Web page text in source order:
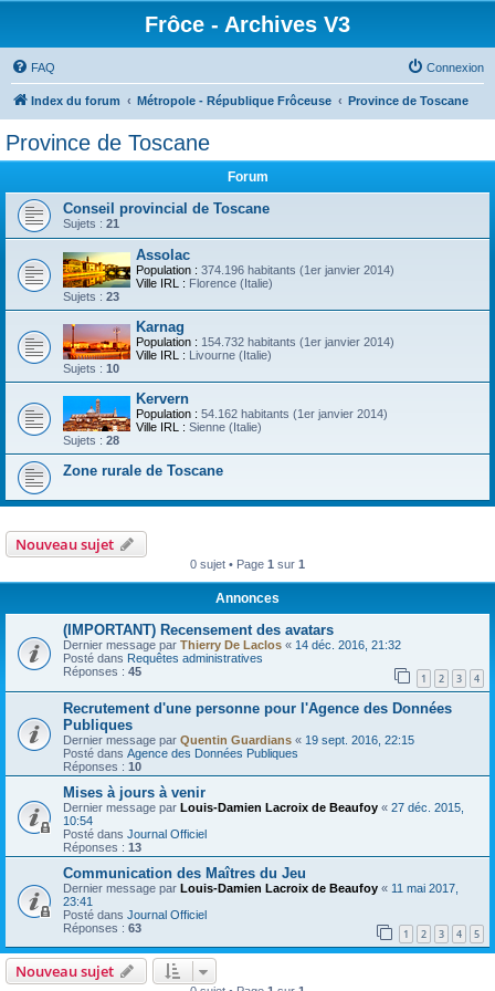
Frôce - Archives V3
FAQ Connexion
Index du forum Métropole - République Frôceuse Province de Toscane
Province de Toscane
Forum
Conseil provincial de Toscane
Sujets : 21
Assolac
Population : 374.196 habitants (1er janvier 2014)
Ville IRL : Florence (Italie)
Sujets : 23
Karnag
Population : 154.732 habitants (1er janvier 2014)
Ville IRL : Livourne (Italie)
Sujets : 10
Kervern
Population : 54.162 habitants (1er janvier 2014)
Ville IRL : Sienne (Italie)
Sujets : 28
Zone rurale de Toscane
Nouveau sujet
0 sujet • Page 1 sur 1
Annonces
(IMPORTANT) Recensement des avatars
Dernier message par Thierry De Laclos « 14 déc. 2016, 21:32
Posté dans Requêtes administratives
Réponses : 45 1 2 3 4
Recrutement d'une personne pour l'Agence des Données
Publiques
Dernier message par Quentin Guardians « 19 sept. 2016, 22:15
Posté dans Agence des Données Publiques
Réponses : 10
Mises à jours à venir
Dernier message par Louis-Damien Lacroix de Beaufoy « 27 déc. 2015,
10:54
Posté dans Journal Officiel
Réponses : 13
Communication des Maîtres du Jeu
Dernier message par Louis-Damien Lacroix de Beaufoy « 11 mai 2017,
23:41
Posté dans Journal Officiel
Réponses : 63 1 2 3 4 5
Nouveau sujet